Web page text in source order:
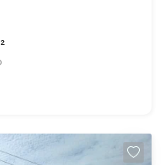
selecionou
terrenos nos mais
Sul, conhecidos